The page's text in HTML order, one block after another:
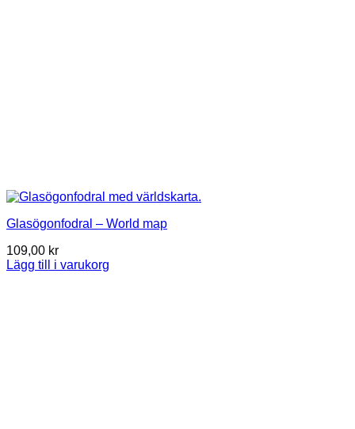
Glasögonfodral – World map
109,00 kr
Lägg till i varukorg